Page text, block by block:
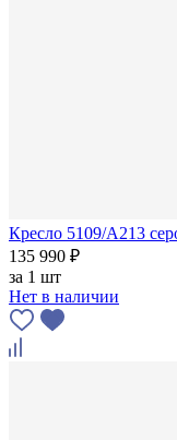
Кресло 5109/A213
135 990 ₽
за 1 шт
Нет в наличии